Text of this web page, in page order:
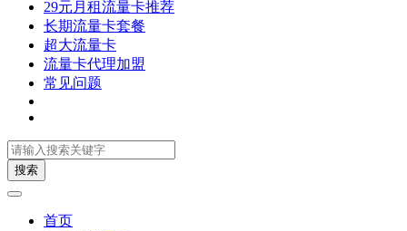
29元月租流量卡推荐
长期流量卡套餐
超大流量卡
流量卡代理加盟
常见问题
搜索
首页